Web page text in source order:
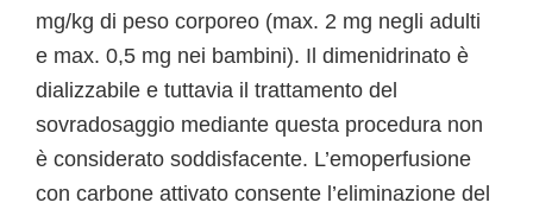
mg/kg di peso corporeo (max. 2 mg negli adulti
e max. 0,5 mg nei bambini). Il dimenidrinato è
dializzabile e tuttavia il trattamento del
sovradosaggio mediante questa procedura non
è considerato soddisfacente. L’emoperfusione
con carbone attivato consente l’eliminazione del